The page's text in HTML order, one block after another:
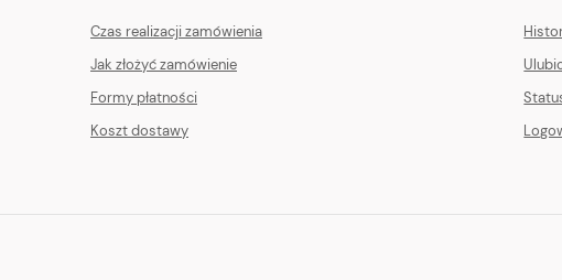
Czas realizacji zamówienia
Jak złożyć zamówienie
Formy płatności
Koszt dostawy